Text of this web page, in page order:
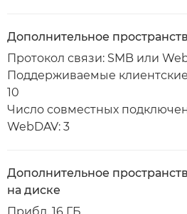
Дополнительное
Протокол связи: SMB или
Поддерживаемые
10
Число совместных
WebDAV: 3
Дополнительное
на диске